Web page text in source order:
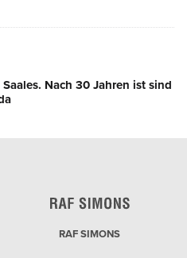
Nach 30 Jahren ist sind
RAF SIMONS